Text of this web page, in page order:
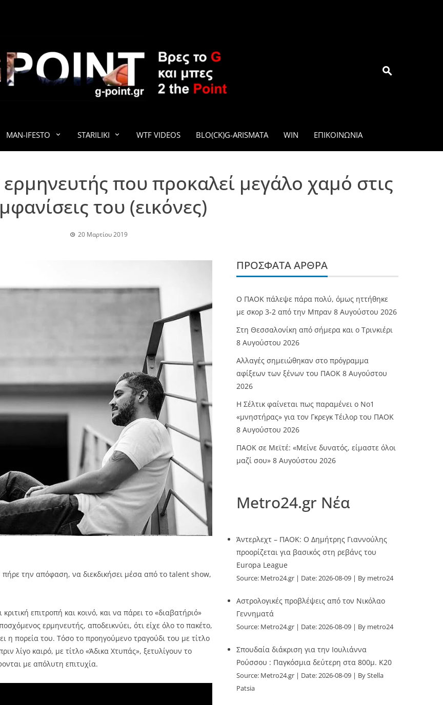
G-POINT.GR
MAN-IFESTO STARILIKI WTF VIDEOS BLO(CK)G-ARISMATA WIN ΕΠΙΚΟΙΝΩΝΊΑ
που προκαλεί μεγάλο χαμό στις
του (εικόνες)
20 Μαρτίου 2019
την απόφαση, να διεκδικήσει μέσα από το talent show,
επιτροπή και κοινό, και να πάρει το «διαβατήριό»
ερμηνευτής, αποδεικνύει, ότι είχε όλο το πακέτο,
η πορεία του. Τόσο το προηγούμενο τραγούδι του με τίτλο
λίγο καιρό, με τίτλο «Άδικα Χτυπάς», ξετυλίγουν το
με απόλυτη επιτυχία.
ΠΡΌΣΦΑΤΑ ΆΡΘΡΑ
Ο ΠΑΟΚ πάλεψε πάρα πολύ, όμως ηττήθηκε
με σκορ 3-2 από την Μπραν 8 Αυγούστου 2026
Στη Θεσσαλονίκη από σήμερα και ο Τρινκιέρι
8 Αυγούστου 2026
Αλλαγές σημειώθηκαν στο πρόγραμμα
αφίξεων των ξένων του ΠΑΟΚ 8 Αυγούστου
2026
Η Σέλτικ φαίνεται πως παραμένει ο Νο1
«μνηστήρας» για τον Γκρεγκ Τέιλορ του ΠΑΟΚ
8 Αυγούστου 2026
ΠΑΟΚ σε Μεϊτέ: «Μείνε δυνατός, είμαστε όλοι
μαζί σου» 8 Αυγούστου 2026
Metro24.gr Νέα
Άντερλεχτ – ΠΑΟΚ: Ο Δημήτρης Γιαννούλης
προορίζεται για βασικός στη ρεβάνς του
Europa League
Source: Metro24.gr Date: 2026-08-09 By metro24
Αστρολογικές προβλέψεις από τον Νικόλαο
Γεννηματά
Source: Metro24.gr Date: 2026-08-09 By metro24
Σπουδαία διάκριση για την Ιουλιάννα
Ρούσσου : Παγκόσμια δεύτερη στα 800μ. Κ20
Source: Metro24.gr Date: 2026-08-09
By Stella
Patsia